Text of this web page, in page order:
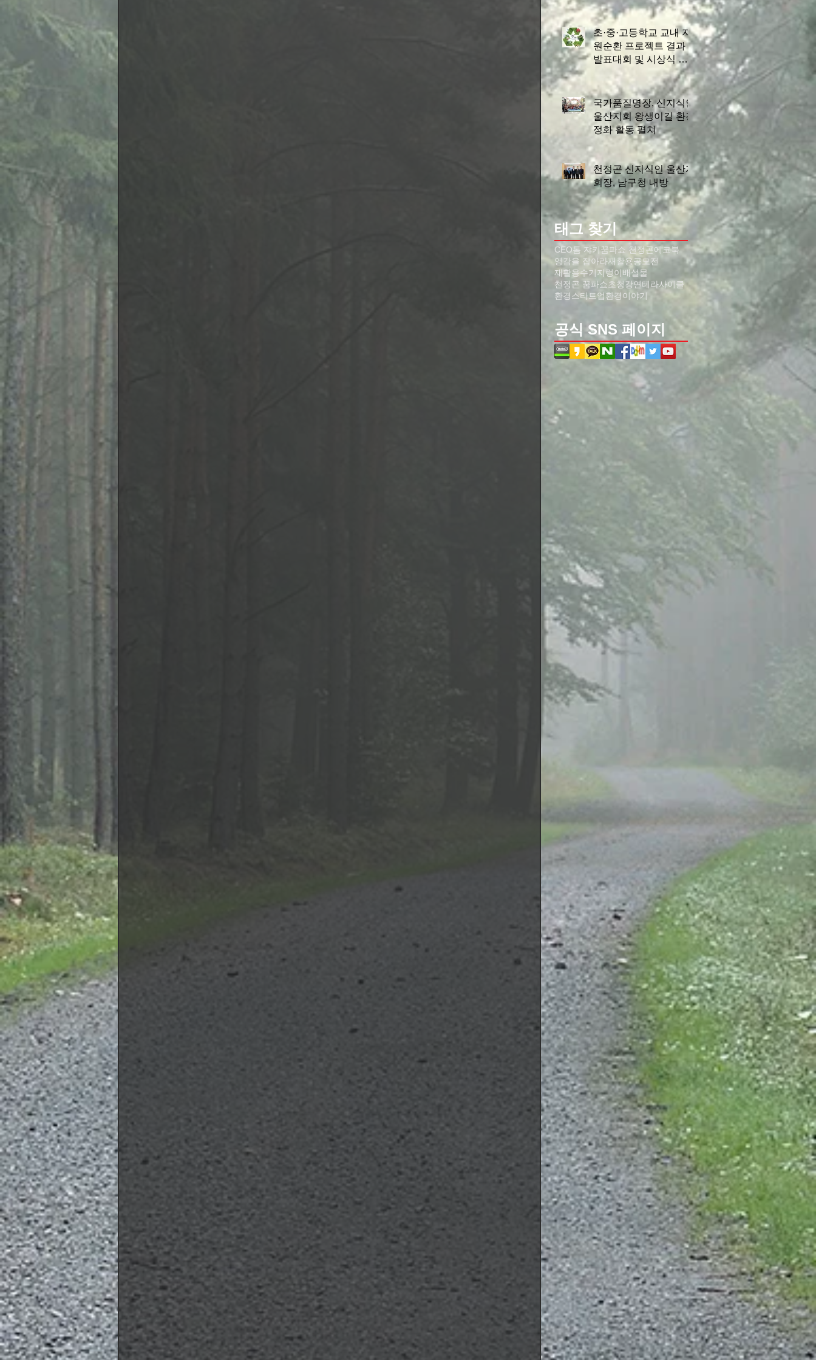
초·중·고등학교 교내 자
원순환 프로젝트 결과
발표대회 및 시상식 개
국가품질명장, 신지식인
울산지회 왕생이길 환경
정화 활동 펼쳐
천정곤 신지식인 울산지
회장, 남구청 내방
태그 찾기
CEO톰 쟈키꿈파쇼 천정곤에코북
영감을 잡아라재활용공모전
재활용수기 지렁이배설물
천정곤 꿈파쇼초청강연테라사이클
환경스타트업 환경이야기
공식 SNS 페이지